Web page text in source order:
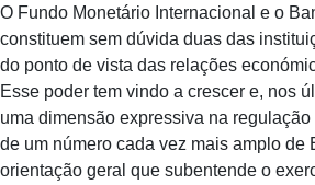
O Fundo Monetário Internacional e o
constituem sem dúvida duas das
do ponto de vista das relações
Esse poder tem vindo a crescer e, nos
uma dimensão expressiva na
de um número cada vez mais amplo de
orientação geral que subentende o